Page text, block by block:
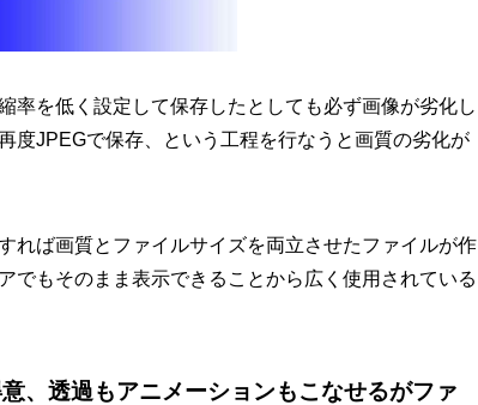
率を低く設定して保存したとしても必ず画像が劣化し
度JPEGで保存、という工程を行なうと画質の劣化が
れば画質とファイルサイズを両立させたファイルが作
でもそのまま表示できることから広く使用されている
、透過もアニメーションもこなせるがファ